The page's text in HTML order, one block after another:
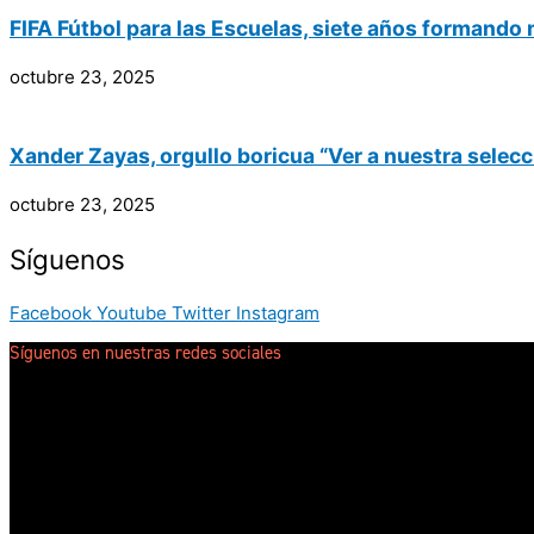
FIFA Fútbol para las Escuelas, siete años formando
octubre 23, 2025
Xander Zayas, orgullo boricua “Ver a nuestra
octubre 23, 2025
Síguenos
Facebook Youtube Twitter Instagram
Síguenos en nuestras redes sociales